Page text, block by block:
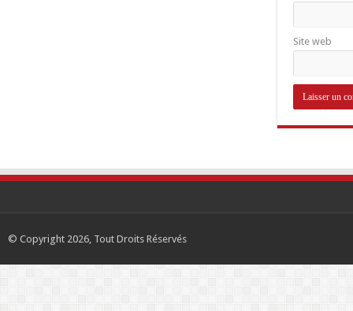
Site web
© Copyright 2026, Tout Droits Réservés